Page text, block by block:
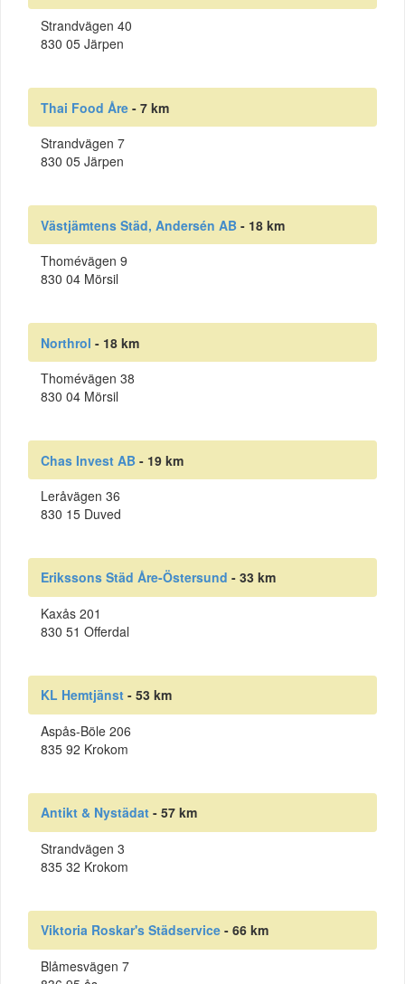
Strandvägen 40
830 05 Järpen
Thai Food Åre - 7 km
Strandvägen 7
830 05 Järpen
Västjämtens Städ, Andersén AB - 18 km
Thomévägen 9
830 04 Mörsil
Northrol - 18 km
Thomévägen 38
830 04 Mörsil
Chas Invest AB - 19 km
Leråvägen 36
830 15 Duved
Erikssons Städ Åre-Östersund - 33 km
Kaxås 201
830 51 Offerdal
KL Hemtjänst - 53 km
Aspås-Böle 206
835 92 Krokom
Antikt & Nystädat - 57 km
Strandvägen 3
835 32 Krokom
Viktoria Roskar's Städservice - 66 km
Blåmesvägen 7